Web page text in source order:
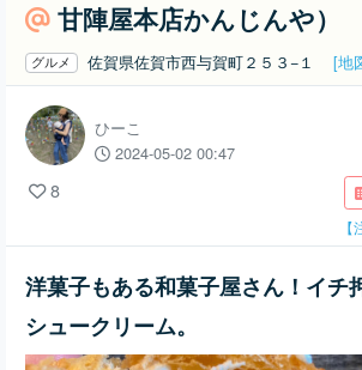
甘陣屋本店かんじんや）
グルメ 佐賀県佐賀市西与賀町２５３−１ [地
ひーこ
2024-05-02 00:47
8
洋菓子もある和菓子屋さん！イチ
シュークリーム。